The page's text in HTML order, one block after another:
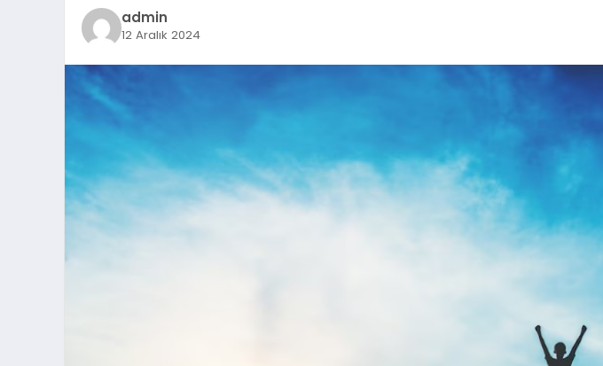
admin
12 Aralık 2024